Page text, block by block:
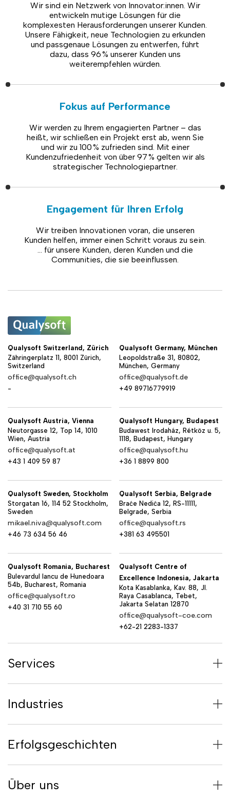
Wir sind ein Netzwerk von Innovator:innen. Wir
entwickeln mutige Lösungen für die
komplexesten Herausforderungen unserer Kunden.
Unsere Fähigkeit, neue Technologien zu erkunden
und passgenaue Lösungen zu entwerfen, führt
dazu, dass 96 % unserer Kunden uns
weiterempfehlen würden.
Fokus auf Performance
Wir werden zu Ihrem engagierten Partner – das
heißt, wir schließen ein Projekt erst ab, wenn Sie
und wir zu 100 % zufrieden sind. Mit einer
Kundenzufriedenheit von über 97 % gelten wir als
strategischer Technologiepartner.
Engagement für Ihren Erfolg
Wir treiben Innovationen voran, die unseren
Kunden helfen, immer einen Schritt voraus zu sein.
… für unsere Kunden, deren Kunden und die
Communities, die sie beeinflussen.
Qualysoft Switzerland, Zürich
Zähringerplatz 11, 8001 Zürich,
Switzerland
office@qualysoft.ch
-
Qualysoft Germany, München
Leopoldstraße 31, 80802,
München, Germany
office@qualysoft.de
+49 89716779919
Qualysoft Austria, Vienna
Neutorgasse 12, Top 14, 1010
Wien, Austria
office@qualysoft.at
+43 1 409 59 87
Qualysoft Hungary, Budapest
Budawest Irodaház, Rétköz u. 5,
1118, Budapest, Hungary
office@qualysoft.hu
+36 1 8899 800
Qualysoft Sweden, Stockholm
Storgatan 16, 114 52 Stockholm,
Sweden
mikael.niva@qualysoft.com
+46 73 634 56 46
Qualysoft Serbia, Belgrade
Braće Nedića 12, RS-11111,
Belgrade, Serbia
office@qualysoft.rs
+381 63 495501
Qualysoft Romania, Bucharest
Bulevardul Iancu de Hunedoara
54b, Bucharest, Romania
office@qualysoft.ro
+40 31 710 55 60
Qualysoft Centre of
Excellence Indonesia, Jakarta
Kota Kasablanka, Kav. 88, Jl.
Raya Casablanca, Tebet,
Jakarta Selatan 12870
office@qualysoft-coe.com
+62-21 2283-1337
Services
Industries
Erfolgsgeschichten
Über uns